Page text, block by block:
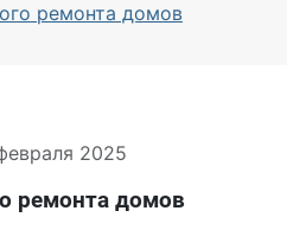
ремонта домов
2025
ремонта домов